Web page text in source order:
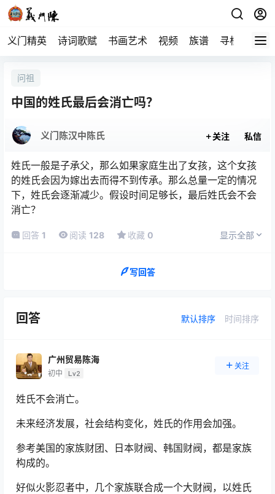
义门精英 诗词歌赋 书画艺术 视频 族谱 寻根
问祖
中国的姓氏最后会消亡吗？
义门陈汉中陈氏 关注 私信
姓氏一般是子承父，那么如果家庭生出了女孩，这个女孩
的姓氏会因为嫁出去而得不到传承。那么总量一定的情况
下，姓氏会逐渐减少。假设时间足够长，最后姓氏会不会
消亡？
的姓氏会因为嫁出去而得不到传承。那么总量一定的情况
回答 1 阅读 128 收藏 0 显示全部
写回答
回答 默认排序 时间排序
广州贸易陈海
初中 Lv2
关注
姓氏不会消亡。
未来经济发展，社会结构变化，姓氏的作用会加强。
参考美国的家族财团、日本财阀、韩国财阀，都是家族
构成的。
好似火影忍者中，几个家族联合成一个大财阀，以姓氏